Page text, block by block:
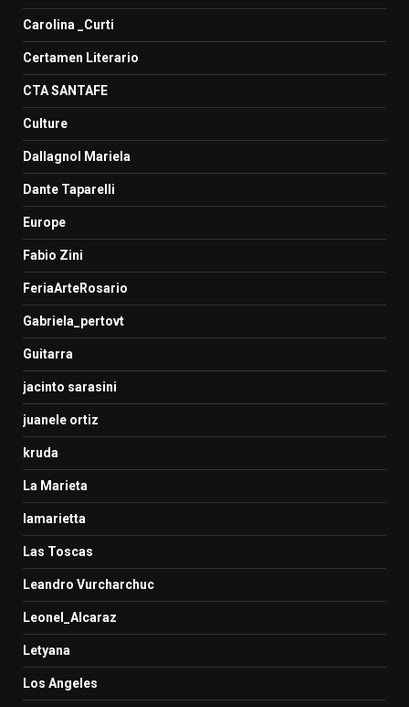
Carolina _Curti
Certamen Literario
CTA SANTAFE
Culture
Dallagnol Mariela
Dante Taparelli
Europe
Fabio Zini
FeriaArteRosario
Gabriela_pertovt
Guitarra
jacinto sarasini
juanele ortiz
kruda
La Marieta
lamarietta
Las Toscas
Leandro Vurcharchuc
Leonel_Alcaraz
Letyana
Los Angeles